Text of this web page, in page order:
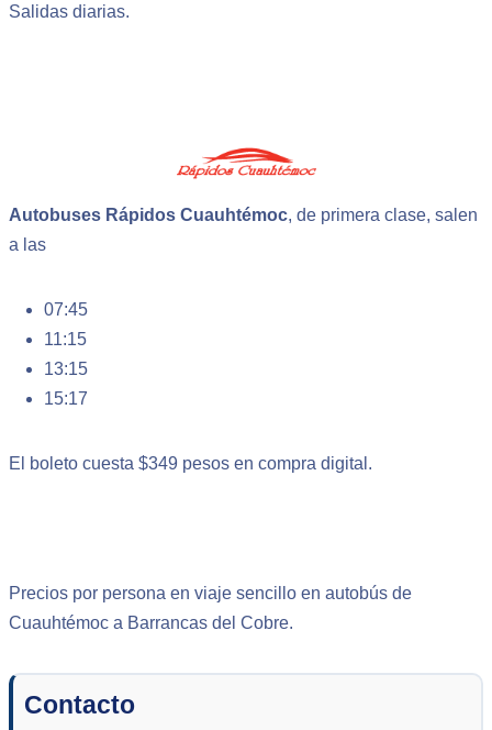
Salidas diarias.
Autobuses Rápidos Cuauhtémoc, de primera clase, salen
a las
07:45
11:15
13:15
15:17
El boleto cuesta $349 pesos en compra digital.
Precios por persona en viaje sencillo en autobús de
Cuauhtémoc a Barrancas del Cobre.
Contacto